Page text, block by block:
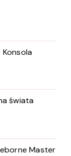
świata
Master